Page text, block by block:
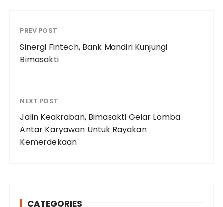
PREV POST
Sinergi Fintech, Bank Mandiri Kunjungi
Bimasakti
NEXT POST
Jalin Keakraban, Bimasakti Gelar Lomba
Antar Karyawan Untuk Rayakan
Kemerdekaan
CATEGORIES